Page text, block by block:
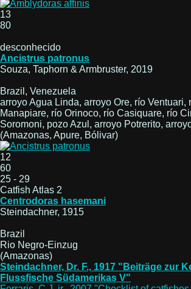
13
80
desconhecido
Ancistrus patronus
Souza, Taphorn & Armbruster, 2019
Brazil, Venezuela
arroyo Agua Linda, arroyo Ore, río Ventuari,
Manapiare, río Orinoco, río Casiquare, río
Soromoni, pozo Azul, arroyo Potrerito,
(Amazonas, Apure, Bólivar)
12
60
25 - 29
Catfish Atlas 2
Centrodoras hasemani
Steindachner, 1915
Brazil
Rio Negro-Einzug
(Amazonas)
Steindachner, Dr. F., 1917 "Beiträge zur
Flussfische Südamerikas V"